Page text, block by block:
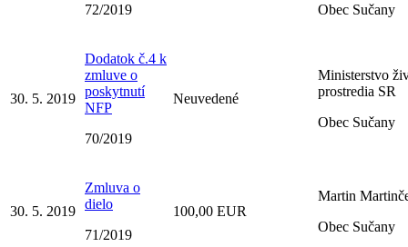
72/2019
Obec Sučany
30. 5. 2019
Dodatok č.4 k
zmluve o
poskytnutí
NFP
70/2019
Neuvedené
Ministerstvo
prostredia SR
Obec Sučany
30. 5. 2019
Zmluva o
dielo
71/2019
100,00 EUR
Martin
Obec Sučany